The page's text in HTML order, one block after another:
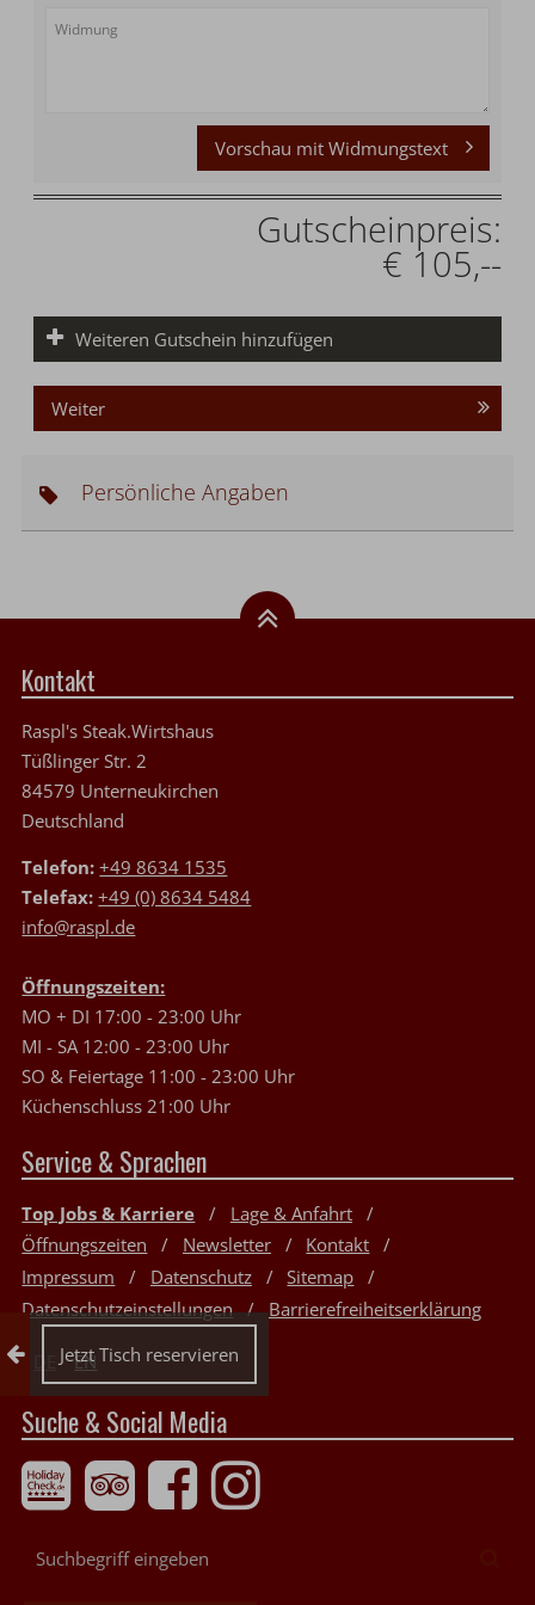
Reservierung einklappen
Jetzt Tisch reservieren
Vorschau mit Widmungstext
Gutscheinpreis:
€ 105,--
Weiteren Gutschein hinzufügen
Weiter
Persönliche Angaben
Kontakt
Raspl's Steak.Wirtshaus
Tüßlinger Str. 2
84579 Unterneukirchen
Deutschland
Telefon: +49 8634 1535
Telefax: +49 (0) 8634 5484
info@raspl.de
Öffnungszeiten:
MO + DI 17:00 - 23:00 Uhr
MI - SA 12:00 - 23:00 Uhr
SO & Feiertage 11:00 - 23:00 Uhr
Küchenschluss 21:00 Uhr
Service & Sprachen
Top Jobs & Karriere
Lage & Anfahrt
Öffnungszeiten
Newsletter
Kontakt
Impressum
Datenschutz
Sitemap
Datenschutzeinstellungen
Barrierefreiheitserklärung
EN
Suche & Social Media
Suchbegriff
eingeben